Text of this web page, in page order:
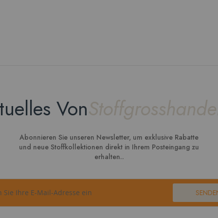
Von
Abonnieren Sie unseren Newsletter, um exklusive Rabatte
und neue Stoffkollektionen direkt in Ihrem Posteingang zu
erhalten..